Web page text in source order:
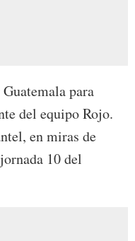
para
del equipo Rojo.
en miras de
10 del